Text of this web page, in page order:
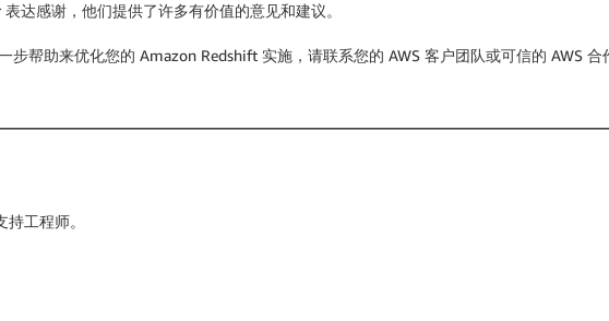
达感谢，他们提供了许多有价值的意见和建议。
帮助来优化您的 Amazon Redshift 实施，请联系您的 AWS 客户团队或可信的 AWS 合
工程师。